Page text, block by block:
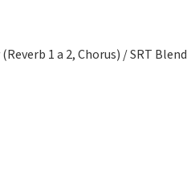
1 a 2, Chorus) / SRT Blend